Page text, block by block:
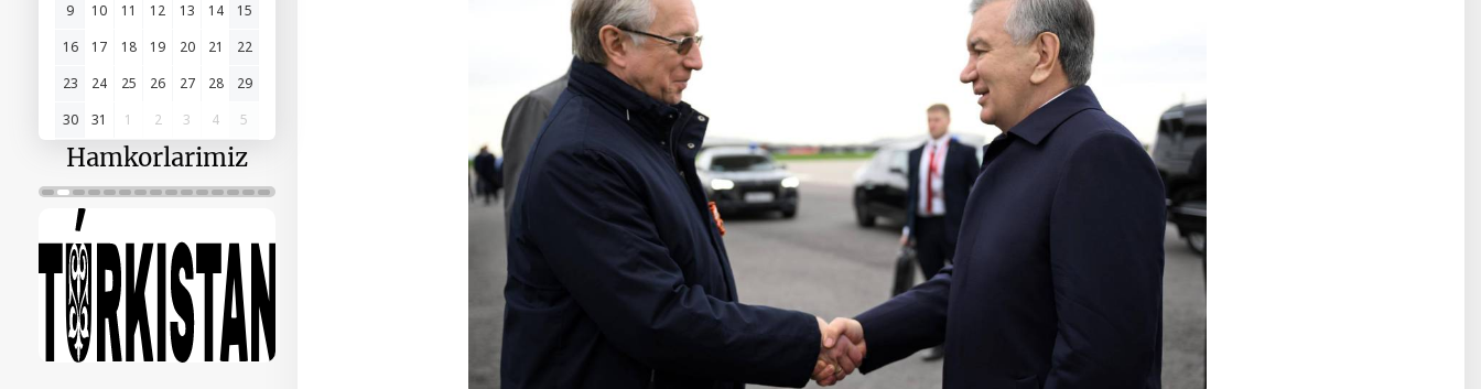
9
10 11 12 13 14
15
16
17 18 19 20 21
22
23
24 25 26 27 28
29
30
31 1 2 3 4 5
Hamkorlarimiz